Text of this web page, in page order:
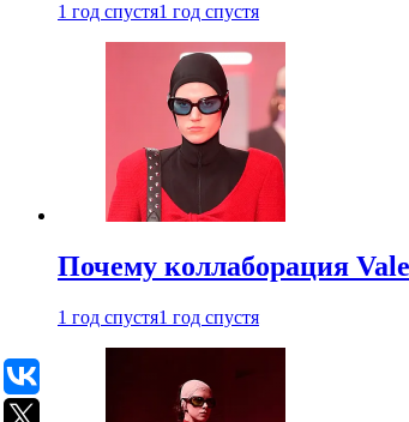
1 год спустя1 год спустя
Почему коллаборация
1 год спустя1 год спустя